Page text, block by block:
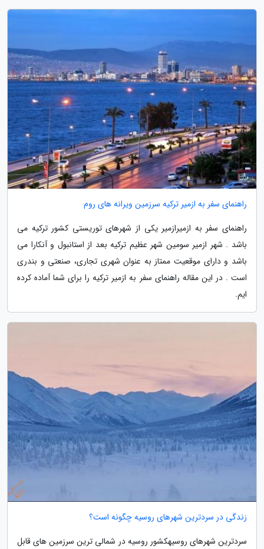
راهنمای سفر به ازمیر ترکیه سرزمین ویرانه های روم
راهنمای سفر به ازمیرازمیر یکی از شهرهای توریستی کشور ترکیه می
باشد . شهر ازمیر سومین شهر عظیم ترکیه بعد از استانبول و آنکارا می
باشد و دارای موقعیت ممتاز به عنوان شهری تجاری، صنعتی و بندری
است . در این مقاله راهنمای سفر به ازمیر ترکیه را برای شما آماده کرده
ایم.
زندگی در سردترین شهرهای روسیه چگونه است؟
سردترین شهرهای روسیهکشور روسیه در شمالی ترین سرزمین های قابل